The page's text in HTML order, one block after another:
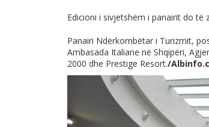
Edicioni i sivjetshëm i panairit do të
Panairi Ndërkombëtar i Turizmit,
Ambasada Italiane në Shqipëri,
2000 dhe Prestige Resort./